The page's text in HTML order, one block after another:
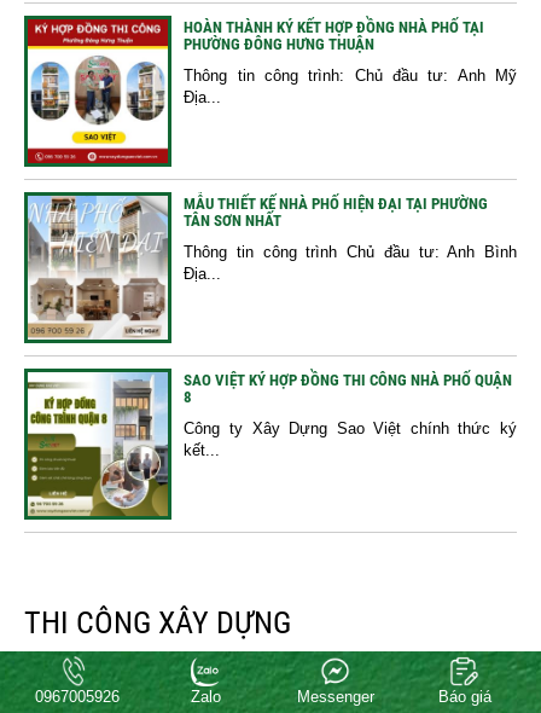
HOÀN THÀNH KÝ KẾT HỢP ĐỒNG NHÀ PHỐ TẠI
PHƯỜNG ĐÔNG HƯNG THUẬN
Thông tin công trình: Chủ đầu tư: Anh Mỹ
Địa...
MẪU THIẾT KẾ NHÀ PHỐ HIỆN ĐẠI TẠI PHƯỜNG
TÂN SƠN NHẤT
Thông tin công trình Chủ đầu tư: Anh Bình
Địa...
SAO VIỆT KÝ HỢP ĐỒNG THI CÔNG NHÀ PHỐ QUẬN
8
Công ty Xây Dựng Sao Việt chính thức ký
kết...
THI CÔNG XÂY DỰNG
THI CÔNG HOÀN THIỆN CÔNG TRÌNH TRẦN QUANG
DIỆU, QUẬN 3
0967005926 Zalo Messenger Báo giá